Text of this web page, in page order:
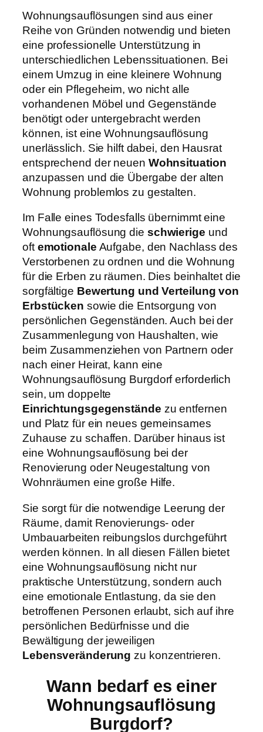
Wohnungsauflösungen sind aus einer
Reihe von Gründen notwendig und bieten
eine professionelle Unterstützung in
unterschiedlichen Lebenssituationen. Bei
einem Umzug in eine kleinere Wohnung
oder ein Pflegeheim, wo nicht alle
vorhandenen Möbel und Gegenstände
benötigt oder untergebracht werden
können, ist eine Wohnungsauflösung
unerlässlich. Sie hilft dabei, den Hausrat
entsprechend der neuen Wohnsituation
anzupassen und die Übergabe der alten
Wohnung problemlos zu gestalten.
Im Falle eines Todesfalls übernimmt eine
Wohnungsauflösung die schwierige und
oftemotionale Aufgabe, den Nachlass des
Verstorbenen zu ordnen und die Wohnung
für die Erben zu räumen. Dies beinhaltet die
sorgfältige Bewertung und Verteilung von
Erbstücken sowie die Entsorgung von
persönlichen Gegenständen. Auch bei der
Zusammenlegung von Haushalten, wie
beim Zusammenziehen von Partnern oder
nach einer Heirat, kann eine
Wohnungsauflösung Burgdorf erforderlich
sein, um doppelte
Einrichtungsgegenstände zu entfernen
und Platz für ein neues gemeinsames
Zuhause zu schaffen. Darüber hinaus ist
eine Wohnungsauflösung bei der
Renovierung oder Neugestaltung von
Wohnräumen eine große Hilfe.
Sie sorgt für die notwendige Leerung der
Räume, damit Renovierungs- oder
Umbauarbeiten reibungslos durchgeführt
werden können. In all diesen Fällen bietet
eine Wohnungsauflösung nicht nur
praktische Unterstützung, sondern auch
eine emotionale Entlastung, da sie den
betroffenen Personen erlaubt, sich auf ihre
persönlichen Bedürfnisse und die
Bewältigung der jeweiligen
Lebensveränderung zu konzentrieren.
Wann bedarf es einer
Wohnungsauflösung
Burgdorf?